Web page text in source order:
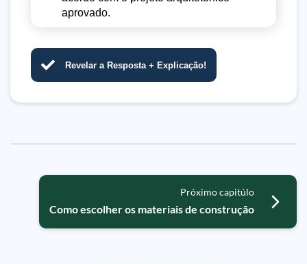
aprovado.
Revelar a Resposta + Explicação!
Próximo capitúlo
Como escolher os materiais de construção